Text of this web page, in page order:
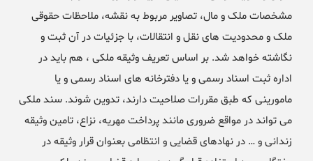
مشخصات ملک و مال، تصاویر مربوط به نقشه، ملاحظات حقوقی
ملک و محدودیت های نقل و انتقالات، با جزئیات در آن ثبت و
نگاشته خواهد شد. بر اساس تعریف وثیقه ملکی ، هم باید در
اداره ثبت اسناد رسمی و یا دفترخانه های اسناد رسمی و یا
مامورینی که طبق مقررات صلاحیت دارند، تدوین شوند. سند ملکی
می تواند در مواقع ضروری مانند پرداخت مهریه، نزاع، تامین وثیقه
زندانی و … در نهادهای قضایی و انتظامی بعنوان قرار وثیقه در